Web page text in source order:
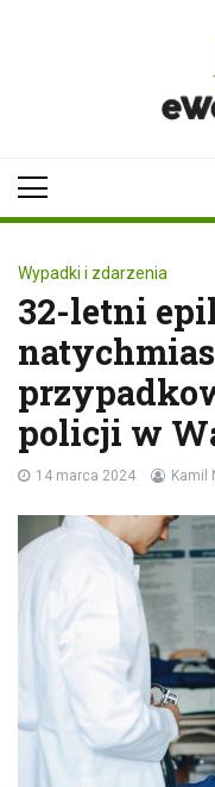
Wypadki i zdarzenia
32-letni
policji w
14 marca 2024 Kamil